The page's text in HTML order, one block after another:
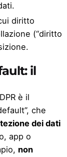
diritto
(“diritto
il
è il
che
dei dati
app o
non